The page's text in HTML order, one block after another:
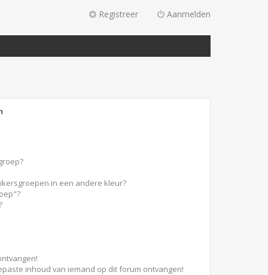
Aanmelden
Registreer
in een andere kleur?
inhoud van iemand op dit forum ontvangen!